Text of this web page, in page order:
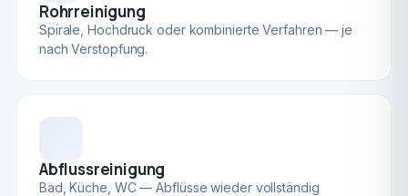
Rohrreinigung
Spirale, Hochdruck oder kombinierte Verfahren — je
nach Verstopfung.
Abflussreinigung
Bad, Küche, WC — Abflüsse wieder vollständig